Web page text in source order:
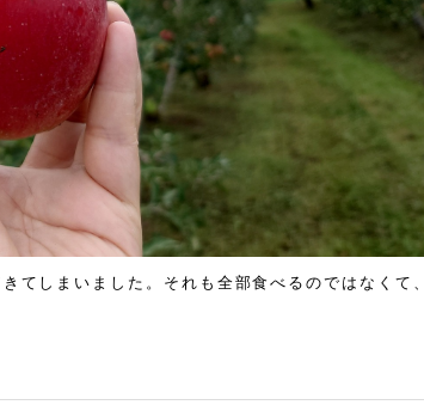
てしまいました。それも全部食べるのではなくて、